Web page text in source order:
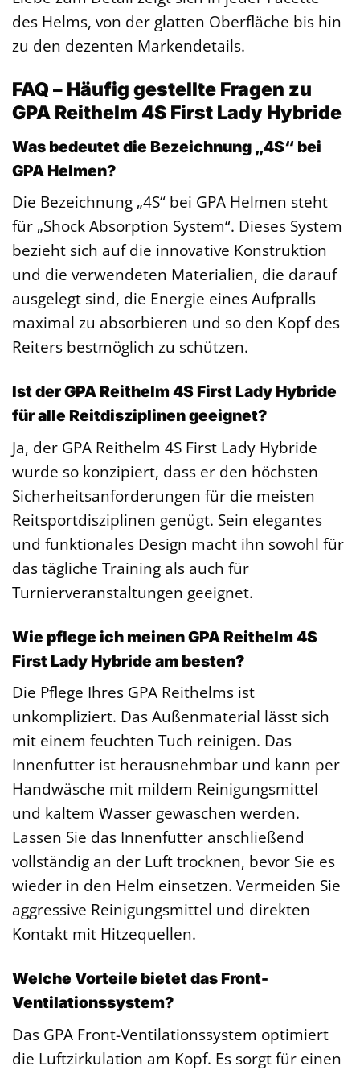
des Helms, von der glatten Oberfläche bis hin
zu den dezenten Markendetails.
FAQ – Häufig gestellte Fragen zu
GPA Reithelm 4S First Lady Hybride
Was bedeutet die Bezeichnung „4S“ bei
GPA Helmen?
Die Bezeichnung „4S“ bei GPA Helmen steht
für „Shock Absorption System“. Dieses System
bezieht sich auf die innovative Konstruktion
und die verwendeten Materialien, die darauf
ausgelegt sind, die Energie eines Aufpralls
maximal zu absorbieren und so den Kopf des
Reiters bestmöglich zu schützen.
Ist der GPA Reithelm 4S First Lady Hybride
für alle Reitdisziplinen geeignet?
Ja, der GPA Reithelm 4S First Lady Hybride
wurde so konzipiert, dass er den höchsten
Sicherheitsanforderungen für die meisten
Reitsportdisziplinen genügt. Sein elegantes
und funktionales Design macht ihn sowohl für
das tägliche Training als auch für
Turnierveranstaltungen geeignet.
Wie pflege ich meinen GPA Reithelm 4S
First Lady Hybride am besten?
Die Pflege Ihres GPA Reithelms ist
unkompliziert. Das Außenmaterial lässt sich
mit einem feuchten Tuch reinigen. Das
Innenfutter ist herausnehmbar und kann per
Handwäsche mit mildem Reinigungsmittel
und kaltem Wasser gewaschen werden.
Lassen Sie das Innenfutter anschließend
vollständig an der Luft trocknen, bevor Sie es
wieder in den Helm einsetzen. Vermeiden Sie
aggressive Reinigungsmittel und direkten
Kontakt mit Hitzequellen.
Welche Vorteile bietet das Front-
Ventilationssystem?
Das GPA Front-Ventilationssystem optimiert
die Luftzirkulation am Kopf. Es sorgt für einen